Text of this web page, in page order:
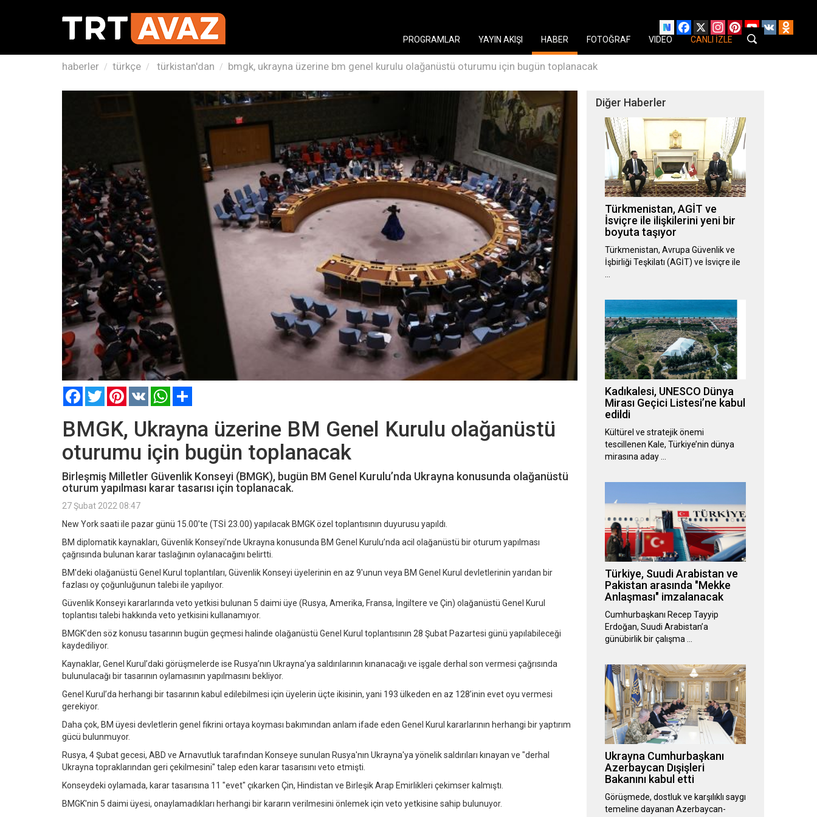
Facebook
X Instagram
PinterestYouTube
VK
PROGRAMLAR
YAYIN AKIŞI HABER FOTOĞRAF VIDEO CANLI İZLE
haberler türkçe türkistan'dan bmgk, ukrayna üzerine bm genel kurulu olağanüstü oturumu için bugün toplanacak
FacebookTwitterPinterest
VK WhatsApp
BMGK, Ukrayna üzerine BM Genel Kurulu olağanüstü
oturumu için bugün toplanacak
Birleşmiş Milletler Güvenlik Konseyi (BMGK), bugün BM Genel Kurulu’nda Ukrayna konusunda olağanüstü
oturum yapılması karar tasarısı için toplanacak.
27 Şubat 2022 08:47
New York saati ile pazar günü 15.00’te (TSİ 23.00) yapılacak BMGK özel toplantısının duyurusu yapıldı.
BM diplomatik kaynakları, Güvenlik Konseyi’nde Ukrayna konusunda BM Genel Kurulu’nda acil olağanüstü bir oturum yapılması
çağrısında bulunan karar taslağının oylanacağını belirtti.
BM'deki olağanüstü Genel Kurul toplantıları, Güvenlik Konseyi üyelerinin en az 9'unun veya BM Genel Kurul devletlerinin yarıdan bir
fazlası oy çoğunluğunun talebi ile yapılıyor.
Güvenlik Konseyi kararlarında veto yetkisi bulunan 5 daimi üye (Rusya, Amerika, Fransa, İngiltere ve Çin) olağanüstü Genel Kurul
toplantısı talebi hakkında veto yetkisini kullanamıyor.
BMGK’den söz konusu tasarının bugün geçmesi halinde olağanüstü Genel Kurul toplantısının 28 Şubat Pazartesi günü yapılabileceği
kaydediliyor.
Kaynaklar, Genel Kurul’daki görüşmelerde ise Rusya’nın Ukrayna’ya saldırılarının kınanacağı ve işgale derhal son vermesi çağrısında
bulunulacağı bir tasarının oylamasının yapılmasını bekliyor.
Genel Kurul’da herhangi bir tasarının kabul edilebilmesi için üyelerin üçte ikisinin, yani 193 ülkeden en az 128’inin evet oyu vermesi
gerekiyor.
Daha çok, BM üyesi devletlerin genel fikrini ortaya koyması bakımından anlam ifade eden Genel Kurul kararlarının herhangi bir yaptırım
gücü bulunmuyor.
Rusya, 4 Şubat gecesi, ABD ve Arnavutluk tarafından Konseye sunulan Rusya'nın Ukrayna'ya yönelik saldırıları kınayan ve "derhal
Ukrayna topraklarından geri çekilmesini" talep eden karar tasarısını veto etmişti.
Konseydeki oylamada, karar tasarısına 11 "evet" çıkarken Çin, Hindistan ve Birleşik Arap Emirlikleri çekimser kalmıştı.
BMGK'nin 5 daimi üyesi, onaylamadıkları herhangi bir kararın verilmesini önlemek için veto yetkisine sahip bulunuyor.
Diğer Haberler
Türkmenistan, AGİT ve
İsviçre ile ilişkilerini yeni bir
boyuta taşıyor
Türkmenistan, Avrupa Güvenlik ve
İşbirliği Teşkilatı (AGİT) ve İsviçre ile
Kadıkalesi, UNESCO Dünya
Mirası Geçici Listesi’ne kabul
edildi
Kültürel ve stratejik önemi
tescillenen Kale, Türkiye’nin dünya
mirasına aday …
Türkiye, Suudi Arabistan ve
Pakistan arasında "Mekke
Anlaşması" imzalanacak
Cumhurbaşkanı Recep Tayyip
Erdoğan, Suudi Arabistan’a
günübirlik bir çalışma …
Ukrayna Cumhurbaşkanı
Azerbaycan Dışişleri
Bakanını kabul etti
Görüşmede, dostluk ve karşılıklı saygı
temeline dayanan Azerbaycan-